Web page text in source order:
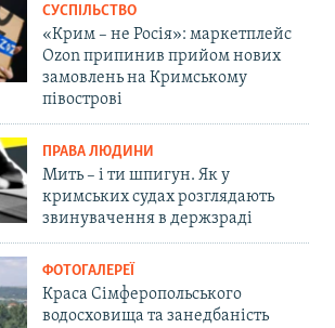
СУСПІЛЬСТВО
«Крим – не Росія»: маркетплейс
Ozon припинив прийом нових
замовлень на Кримському
півострові
ПРАВА ЛЮДИНИ
Мить – і ти шпигун. Як у
кримських судах розглядають
звинувачення в держзраді
ФОТОГАЛЕРЕЇ
Краса Сімферопольського
водосховища та занедбаність